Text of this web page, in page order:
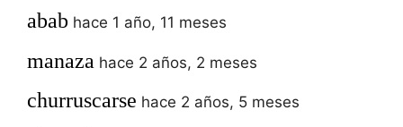
abab hace 1 año, 11 meses
manaza hace 2 años, 2 meses
churruscarse hace 2 años, 5 meses